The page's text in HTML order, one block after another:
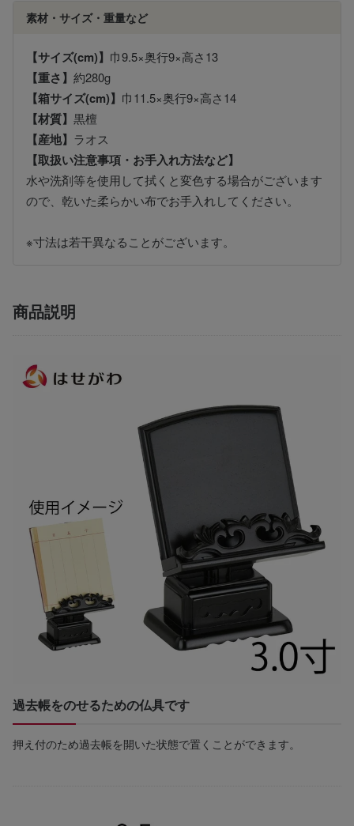
素材・サイズ・重量など
【サイズ(cm)】 巾9.5×奥行9×高さ13
【重さ】 約280g
【箱サイズ(cm)】 巾11.5×奥行9×高さ14
【材質】 黒檀
【産地】 ラオス
【取扱い注意事項・お手入れ方法など】
水や洗剤等を使用して拭くと変色する場合がございます
ので、乾いた柔らかい布でお手入れしてください。
※寸法は若干異なることがございます。
商品説明
過去帳をのせるための仏具です
押え付のため過去帳を開いた状態で置くことができます。